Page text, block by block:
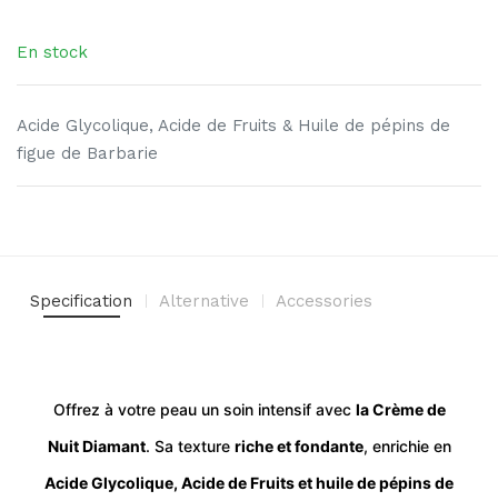
En stock
Acide Glycolique, Acide de Fruits & Huile de pépins de
figue de Barbarie
Specification Alternative Accessories
Offrez à votre peau un soin intensif avec la Crème de
Nuit Diamant. Sa texture riche et fondante, enrichie en
Acide Glycolique, Acide de Fruits et huile de pépins de